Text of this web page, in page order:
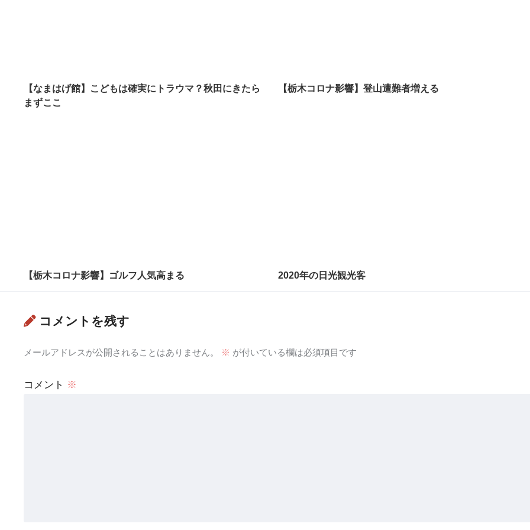
【なまはげ館】こどもは確実にトラウマ？秋田にきたら
まずここ
【栃木コロナ影響】登山遭難者増える
【栃木コロナ影響】ゴルフ人気高まる 2020年の日光観光客
コメントを残す
メールアドレスが公開されることはありません。 ※ が付いている欄は必須項目です
コメント ※